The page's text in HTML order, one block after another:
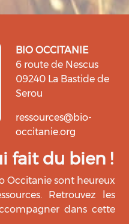
BIO OCCITANIE
6 route de Nescus
09240 La Bastide de
Serou
ressources@bio-
occitanie.org
fait du bien !
Occitanie sont heureux
Retrouvez les
dans cette